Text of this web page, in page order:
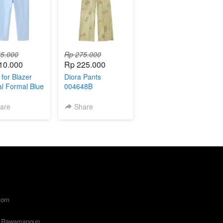
Blazer
Formal Blue
Rp 275.000
Rp 225.000
Diora Pants
004648B
Share